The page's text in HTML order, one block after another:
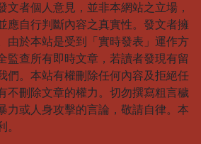
文者個人意見，並非本網站之立場，
應自行判斷內容之真實性。發文者擁
由於本站是受到「實時發表」運作方
監查所有即時文章，若讀者發現有留
們。本站有權刪除任何內容及拒絕任
不刪除文章的權力。切勿撰寫粗言穢
力或人身攻擊的言論，敬請自律。本
。